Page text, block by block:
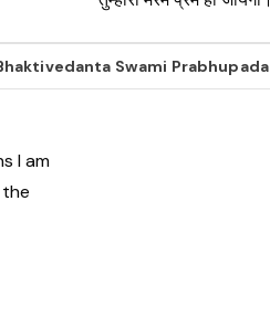
Swami Prabhupada
I am